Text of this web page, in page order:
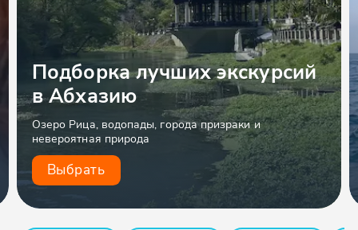
Подборка лучших экскурсий
в Абхазию
Озеро Рица, водопады, города призраки и
невероятная природа
Выбрать